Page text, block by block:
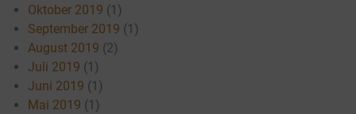
Oktober 2019 (1)
September 2019 (1)
August 2019 (2)
Juli 2019 (1)
Juni 2019 (1)
Mai 2019 (1)